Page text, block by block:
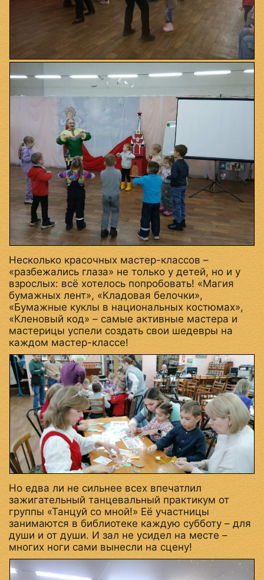
Несколько красочных мастер-классов –
«разбежались глаза» не только у детей, но и у
взрослых: всё хотелось попробовать! «Магия
бумажных лент», «Кладовая белочки»,
«Бумажные куклы в национальных костюмах»,
«Кленовый код» – самые активные мастера и
мастерицы успели создать свои шедевры на
каждом мастер-классе!
Но едва ли не сильнее всех впечатлил
зажигательный танцевальный практикум от
группы «Танцуй со мной!» Её участницы
занимаются в библиотеке каждую субботу – для
души и от души. И зал не усидел на месте –
многих ноги сами вынесли на сцену!